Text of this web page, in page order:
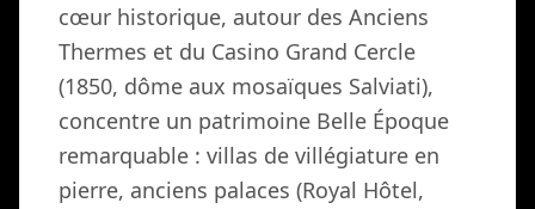
cœur historique, autour des Anciens
Thermes et du Casino Grand Cercle
(1850, dôme aux mosaïques Salviati),
concentre un patrimoine Belle Époque
remarquable : villas de villégiature en
pierre, anciens palaces (Royal Hôtel,